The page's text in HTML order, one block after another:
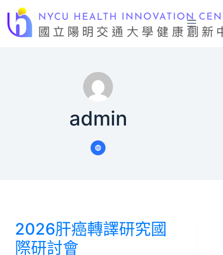
主
admin
2026肝癌轉譯研究國
際研討會